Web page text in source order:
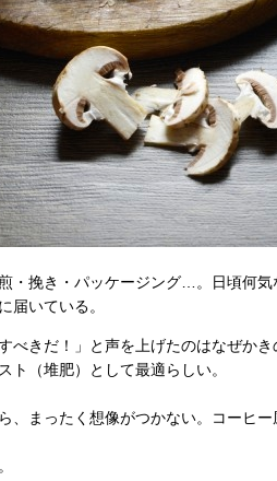
・挽き・パッケージング…。日頃何気
届いている。
べきだ！」と声を上げたのはなぜか
ト（堆肥）として最適らしい。
、まったく想像がつかない。コーヒ